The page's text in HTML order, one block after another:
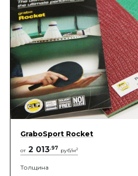
GraboSport Rocket
от 2 013.97 руб/м2
Толщина